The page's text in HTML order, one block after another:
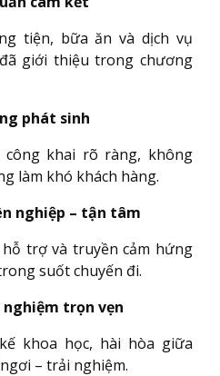
tiện, bữa ăn và dịch vụ
giới thiệu trong chương
phát sinh
khai rõ ràng, không
làm khó khách hàng.
nghiệp – tận tâm
trợ và truyền cảm hứng
suốt chuyến đi.
trọn vẹn
khoa học, hài hòa giữa
– trải nghiệm.